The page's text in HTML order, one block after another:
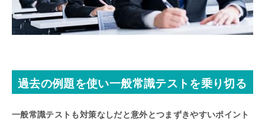
過去の例題を使い一般常識テストを乗り切る
一般常識テストも対策なしだと意外とつまずきやすいポイント